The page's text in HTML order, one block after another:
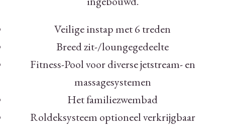
Veilige instap met 6 treden
Breed zit-/loungegedeelte
Fitness-Pool voor diverse jetstream- en
massagesystemen
Het familiezwembad
Roldeksysteem optioneel verkrijgbaar